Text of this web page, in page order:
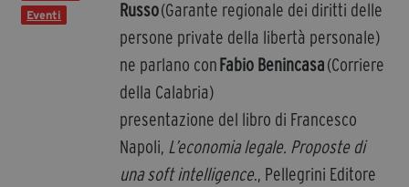
Eventi
Russo(Garante regionale dei diritti delle
persone private della libertà personale)
ne parlano con Fabio Benincasa(Corriere
della Calabria)
presentazione del libro di Francesco
Napoli, L’economia legale. Proposte di
una soft intelligence., Pellegrini Editore